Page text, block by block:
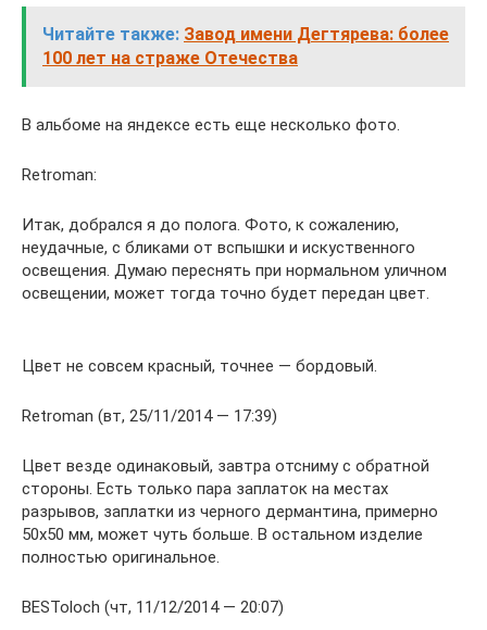
Читайте также: Завод имени Дегтярева: более
100 лет на страже Отечества
В альбоме на яндексе есть еще несколько фото.
Retroman:
Итак, добрался я до полога. Фото, к сожалению,
неудачные, с бликами от вспышки и искуственного
освещения. Думаю переснять при нормальном уличном
освещении, может тогда точно будет передан цвет.
Цвет не совсем красный, точнее — бордовый.
Retroman (вт, 25/11/2014 — 17:39)
Цвет везде одинаковый, завтра отсниму с обратной
стороны. Есть только пара заплаток на местах
разрывов, заплатки из черного дермантина, примерно
50х50 мм, может чуть больше. В остальном изделие
полностью оригинальное.
BESToloch (чт, 11/12/2014 — 20:07)